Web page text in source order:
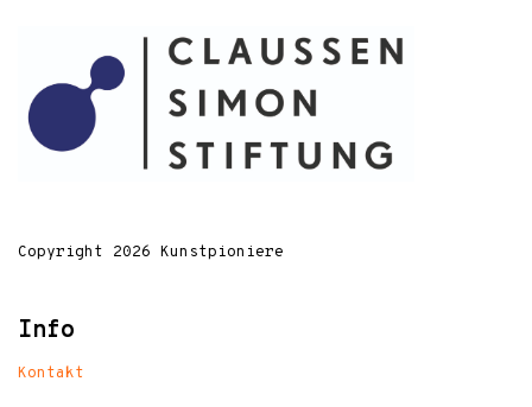
Copyright 2026 Kunstpioniere
Info
Kontakt